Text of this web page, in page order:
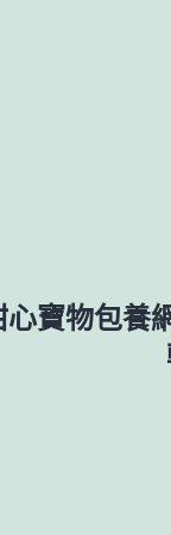
寶物包養